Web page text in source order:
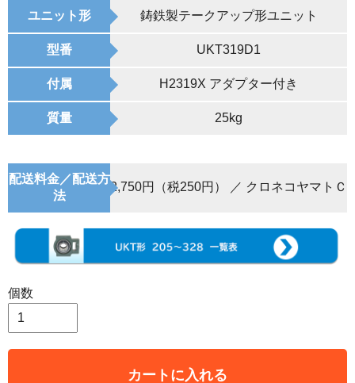
ユニット形 鋳鉄製テークアップ形ユニット
型番 UKT319D1
付属 H2319X アダプター付き
質量 25kg
配送料金／配送方
法
2,750円（税250円） ／ クロネコヤマトＣ
個数
カートに入れる